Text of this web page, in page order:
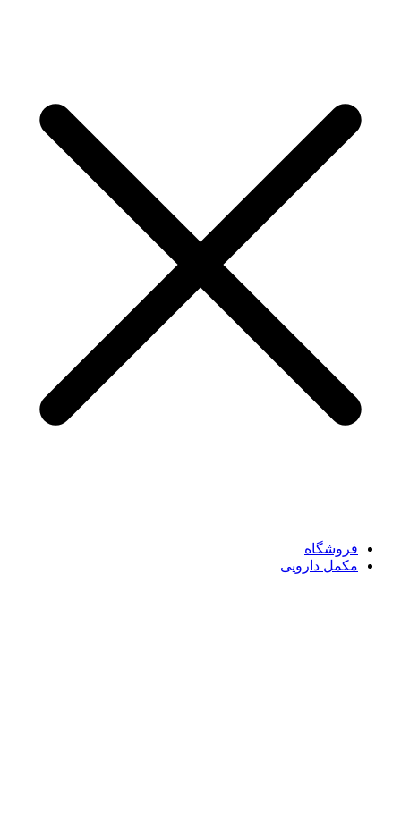
فروشگاه
مکمل دارویی